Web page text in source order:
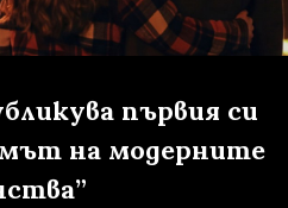
първия си
на модерните